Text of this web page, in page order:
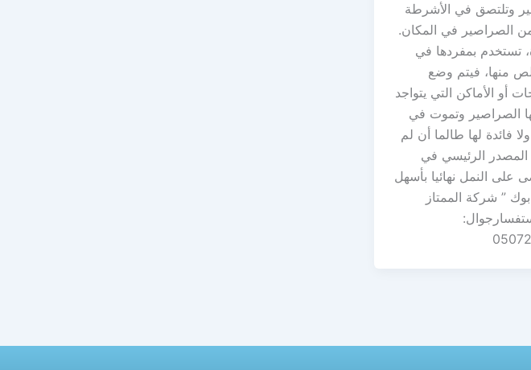
وتلتصق في الأشرطة
الصراصير في المكان.
تستخدم بمفردها في
منها، فيتم وضع
أو الأماكن التي يتواجد
الصراصير وتموت في
فائدة لها طالما أن لم
المصدر الرئيسي في
على النمل نهائيا بأسهل
” شركة الممتاز